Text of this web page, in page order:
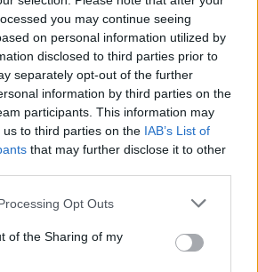
you may continue seeing
on personal information utilized by
disclosed to third parties prior to
separately opt-out of the further
information by third parties on the
participants. This information may
to third parties on the IAB’s List of
that may further disclose it to other
Opt Outs
of the Sharing of my
approda a Barisardo tra conferme,
volti e mister Loi a fare da filo
2026
Dolce, Andrea Grigoras è il nuovo ds
2026
Dolce prende Dumani dalla Torres,
acquisti
2026